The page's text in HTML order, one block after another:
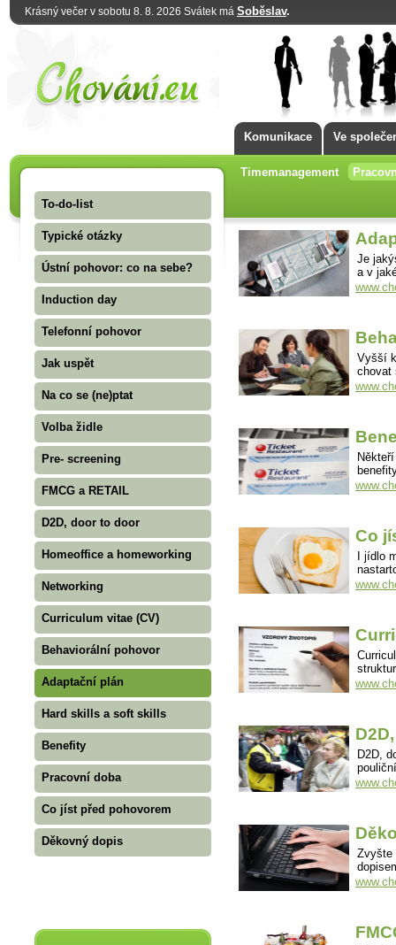
Krásný večer v sobotu 8. 8. 2026 Svátek má Soběslav.
Komunikace Ve
Timemanagement
To-do-list
Typické otázky
Ústní pohovor: co na sebe?
Induction day
Telefonní pohovor
Jak uspět
Na co se (ne)ptat
Volba židle
Pre- screening
FMCG a RETAIL
D2D, door to door
Homeoffice a homeworking
Networking
Curriculum vitae (CV)
Behaviorální pohovor
Adaptační plán
Hard skills a soft skills
Benefity
Pracovní doba
Co jíst před pohovorem
Děkovný dopis
Je
a v
Vyšší
chovat
Co
I jídlo
D2D,
Zvyšte